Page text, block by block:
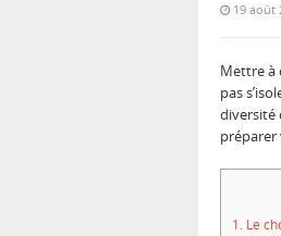
19 août
Mettre à
pas
diversité
préparer
1. Le